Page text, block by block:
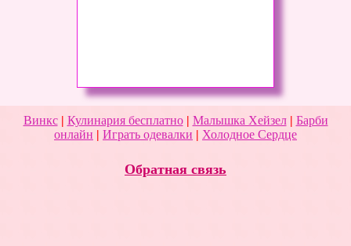
Винкс| Кулинария бесплатно| Малышка Хейзел| Барби
онлайн | Играть одевалки | Холодное Сердце
Обратная связь